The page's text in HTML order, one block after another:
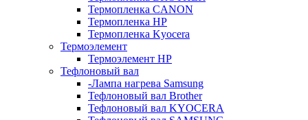
Термопленка CANON
Термопленка HP
Термопленка Kyocera
Термоэлемент
Термоэлемент НР
Тефлоновый вал
-Лампа нагрева Samsung
Тефлоновый вал Brother
Тефлоновый вал KYOCERA